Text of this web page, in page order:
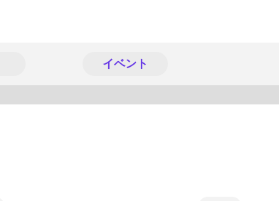
イベント